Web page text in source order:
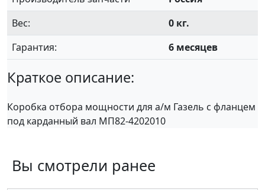
Вес:
0 кг.
Гарантия:
6 месяцев
Краткое описание:
Коробка отбора мощности для а/м Газель с фланцем
под карданный вал МП82-4202010
Вы смотрели ранее